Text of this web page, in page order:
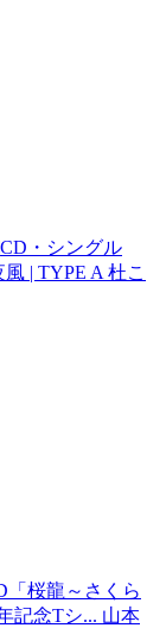
| TYPE A 杜こ
「桜龍～さくら
記念Tシ... 山本